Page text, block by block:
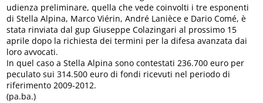
udienza preliminare, quella che vede coinvolti i tre esponenti
di Stella Alpina, Marco Viérin, André Lanièce e Dario Comé, è
stata rinviata dal gup Giuseppe Colazingari al prossimo 15
aprile dopo la richiesta dei termini per la difesa avanzata dai
loro avvocati.
In quel caso a Stella Alpina sono contestati 236.700 euro per
peculato sui 314.500 euro di fondi ricevuti nel periodo di
riferimento 2009-2012.
(pa.ba.)